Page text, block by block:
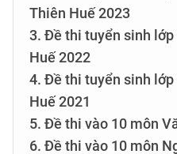
Thiên Huế 2023
3. Đề thi tuyển sinh
Huế 2022
4. Đề thi tuyển sinh
Huế 2021
5. Đề thi vào 10 môn
6. Đề thi vào 10 môn